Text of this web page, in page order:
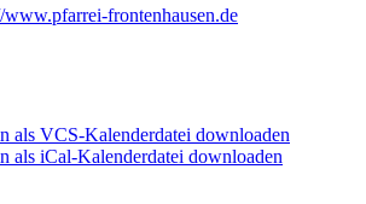
www.pfarrei-frontenhausen.de
als VCS-Kalenderdatei downloaden
als iCal-Kalenderdatei downloaden